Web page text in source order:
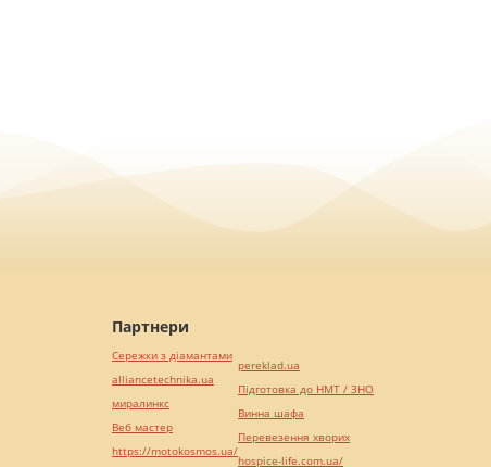
Партнери
Сережки з діамантами
alliancetechnika.ua
миралинкс
Веб мастер
https://motokosmos.ua/
pereklad.ua
Підготовка до НМТ / ЗНО
Винна шафа
Перевезення хворих
hospice-life.com.ua/